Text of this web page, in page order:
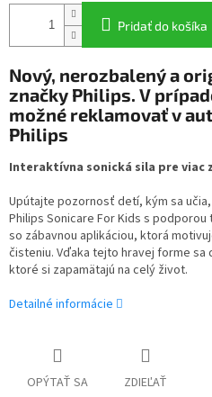
Pridať do košíka
Nový, nerozbalený a
značky Philips. V
možné reklamovať v
Philips
Interaktívna sonická sila pre viac
Upútajte pozornosť detí, kým sa
Philips Sonicare For Kids s
so zábavnou aplikáciou, ktorá
čisteniu. Vďaka tejto hravej forme sa
ktoré si zapamätajú na celý život.
Detailné informácie
OPÝTAŤ SA ZDIEĽAŤ